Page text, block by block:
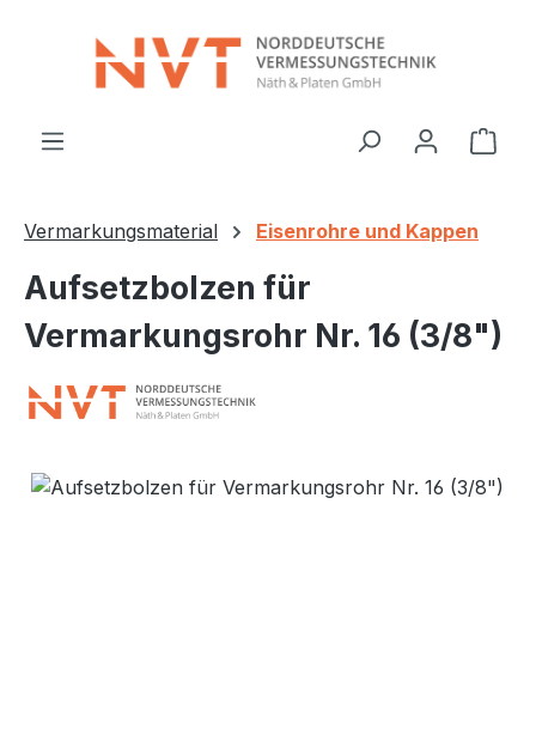
Vermarkungsmaterial Eisenrohre und Kappen
Aufsetzbolzen für
Vermarkungsrohr Nr. 16 (3/8")
Bildergalerie überspringen